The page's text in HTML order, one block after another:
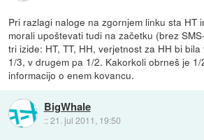
Pri razlagi naloge na zgornjem linku sta HT
morali upoštevati tudi na začetku (brez
tri izide: HT, TT, HH, verjetnost za HH bi
1/3, v drugem pa 1/2. Kakorkoli obrneš je
informacijo o enem kovancu.
BigWhale
::21. jul 2011, 19:50